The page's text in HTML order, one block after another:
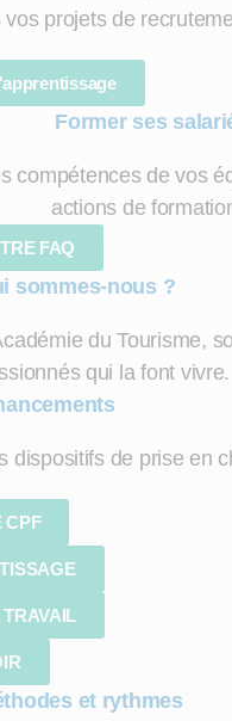
vos projets de
Former ses
compétences de vos
actions de
FAQ
sommes-nous ?
du Tourisme,
qui la font vivre.
dispositifs de prise en
CPF
et rythmes